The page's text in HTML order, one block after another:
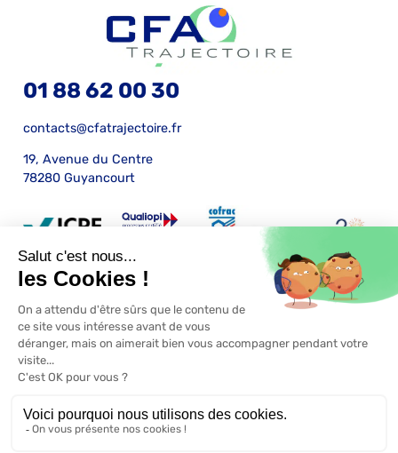
01 88 62 00 30
contacts@cfatrajectoire.fr
19, Avenue du Centre
78280 Guyancourt
Mentions légales Certification QualiopiRGPD
S'inscrire
Une réalisation ekole.fret CFA Trajectoire
Engagé pour l’environnement : compensation de l’impact
carbone de notre site internet